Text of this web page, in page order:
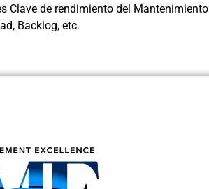
Clave de rendimiento del Mantenimiento
Backlog, etc.